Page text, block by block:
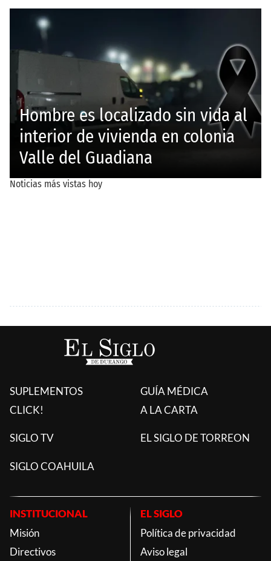
SUPLEMENTOS
CLICK!
GUÍA MÉDICA
A LA CARTA
SIGLO TV EL SIGLO DE TORREON
SIGLO COAHUILA
INSTITUCIONAL
Misión
Directivos
EL SIGLO
Política de privacidad
Aviso legal